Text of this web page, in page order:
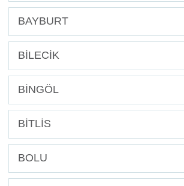
BAYBURT
BİLECİK
BİNGÖL
BİTLİS
BOLU